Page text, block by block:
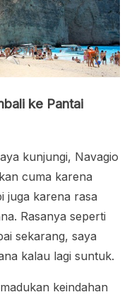
ke Pantai
kunjungi, Navagio
cuma karena
juga karena rasa
Rasanya seperti
sekarang, saya
kalau lagi suntuk.
keindahan